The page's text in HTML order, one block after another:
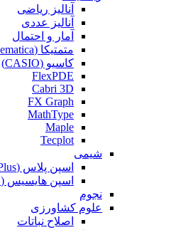
آنالیز ریاضی
آنالیز عددی
آمار و احتمال
متمتیکا (Mathematica)
کاسیو (CASIO)
FlexPDE
Cabri 3D
FX Graph
MathType
Maple
Tecplot
شیمی
اسپن پلاس (Aspen Plus)
اسپن هایسیس (Aspen HYSYS)
نجوم
علوم کشاورزی
اصلاح نباتات